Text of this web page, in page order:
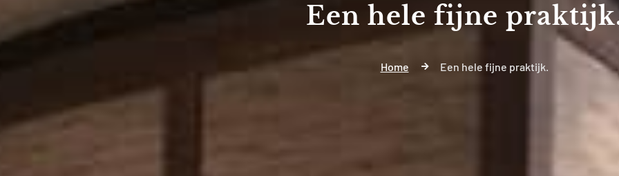
Een hele fijne
Home Een hele fijne praktijk.